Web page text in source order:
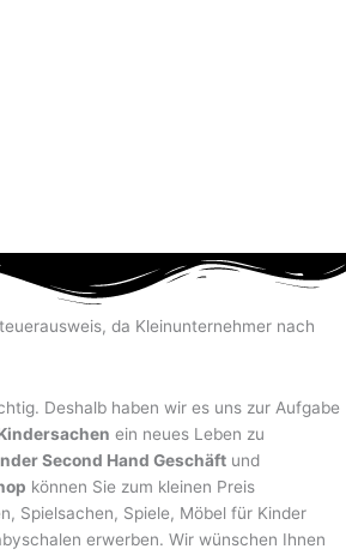
da Kleinunternehmer nach
Deshalb haben wir es uns zur Aufgabe
ein neues Leben zu
Second Hand Geschäft und
können Sie zum kleinen Preis
Spiel­sachen, Spiele, Möbel für Kinder
erwerben. Wir wünschen Ihnen